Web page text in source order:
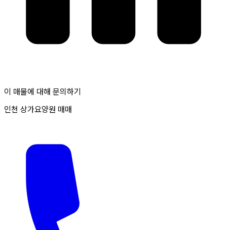
이 매물에 대해 문의하기
인천 상가요양원 매매